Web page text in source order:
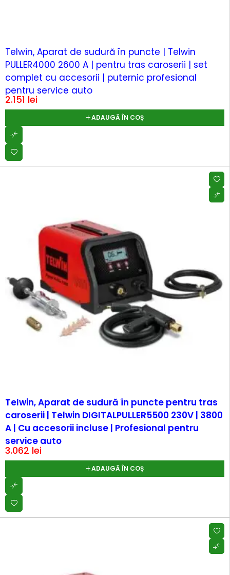
Telwin, Aparat de sudură în puncte | Telwin
PULLER4000 2600 A | pentru tras caroserii | set
complet cu accesorii | puternic profesional
pentru service auto
2.151 lei
ADAUGĂ ÎN COȘ
Telwin, Aparat de sudură în puncte pentru tras
caroserii | Telwin DIGITALPULLER5500 230V | 3800
A | Cu accesorii incluse | Profesional pentru
service auto
3.062 lei
ADAUGĂ ÎN COȘ